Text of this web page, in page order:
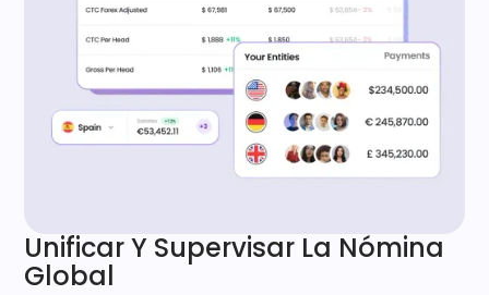
Unificar Y Supervisar La Nómina
Global